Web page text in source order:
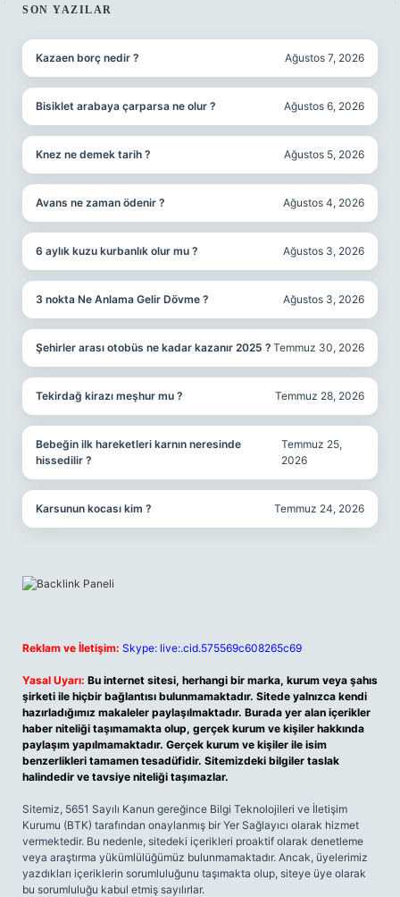
SIDEBAR
SON YAZILAR
Kazaen borç nedir ? Ağustos 7, 2026
Bisiklet arabaya çarparsa ne olur ? Ağustos 6, 2026
Knez ne demek tarih ? Ağustos 5, 2026
Avans ne zaman ödenir ? Ağustos 4, 2026
6 aylık kuzu kurbanlık olur mu ? Ağustos 3, 2026
3 nokta Ne Anlama Gelir Dövme ? Ağustos 3, 2026
Şehirler arası otobüs ne kadar kazanır 2025 ? Temmuz 30, 2026
Tekirdağ kirazı meşhur mu ? Temmuz 28, 2026
Bebeğin ilk hareketleri karnın neresinde
hissedilir ?
Temmuz 25,
2026
Karsunun kocası kim ? Temmuz 24, 2026
Reklam ve İletişim: Skype: live:.cid.575569c608265c69
Yasal Uyarı: Bu internet sitesi, herhangi bir marka, kurum veya şahıs
şirketi ile hiçbir bağlantısı bulunmamaktadır. Sitede yalnızca kendi
hazırladığımız makaleler paylaşılmaktadır. Burada yer alan içerikler
haber niteliği taşımamakta olup, gerçek kurum ve kişiler hakkında
paylaşım yapılmamaktadır. Gerçek kurum ve kişiler ile isim
benzerlikleri tamamen tesadüfidir. Sitemizdeki bilgiler taslak
halindedir ve tavsiye niteliği taşımazlar.
Sitemiz, 5651 Sayılı Kanun gereğince Bilgi Teknolojileri ve İletişim
Kurumu (BTK) tarafından onaylanmış bir Yer Sağlayıcı olarak hizmet
vermektedir. Bu nedenle, sitedeki içerikleri proaktif olarak denetleme
veya araştırma yükümlülüğümüz bulunmamaktadır. Ancak, üyelerimiz
yazdıkları içeriklerin sorumluluğunu taşımakta olup, siteye üye olarak
bu sorumluluğu kabul etmiş sayılırlar.